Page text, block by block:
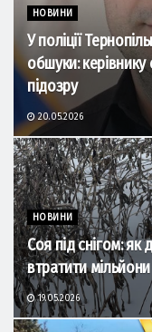
НОВИНИ
У поліції
обшуки: керівнику
підозру
20.05.2026
НОВИНИ
Соя під снігом: як
втратити
19.05.2026